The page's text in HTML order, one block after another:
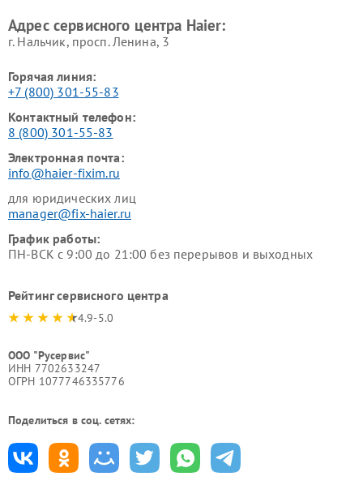
Адрес сервисного центра Haier:
г. Нальчик, просп. Ленина, 3
Горячая линия:
+7 (800) 301-55-83
Контактный телефон:
8 (800) 301-55-83
Электронная почта:
info@haier-fixim.ru
для юридических лиц
manager@fix-haier.ru
График работы:
ПН-ВСК с 9:00 до 21:00 без перерывов и выходных
Рейтинг сервисного центра
4.9-5.0
ООО "Русервис"
ИНН 7702633247
ОГРН 1077746335776
Поделиться в соц. сетях: